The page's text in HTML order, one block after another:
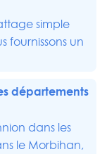
simple
fournissons un
départements
dans les
le Morbihan,